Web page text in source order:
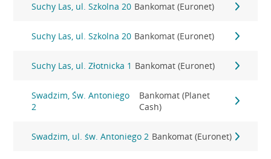
Suchy Las, ul. Szkolna 20 Bankomat (Euronet)
Suchy Las, ul. Szkolna 20 Bankomat (Euronet)
Suchy Las, ul. Złotnicka 1 Bankomat (Euronet)
Swadzim, Św. Antoniego
2
Bankomat (Planet
Cash)
Swadzim, ul. św. Antoniego 2 Bankomat (Euronet)